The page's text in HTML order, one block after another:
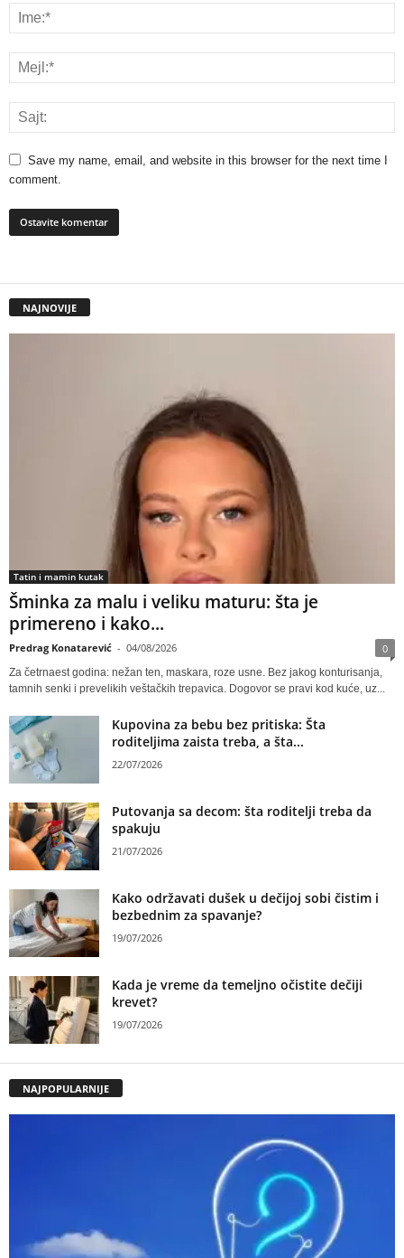
Save my name, email, and website in this browser for the next time I
comment.
NAJNOVIJE
Tatin i mamin kutak
Šminka za malu i veliku maturu: šta je
primereno i kako...
Predrag Konatarević - 04/08/2026 0
Za četrnaest godina: nežan ten, maskara, roze usne. Bez jakog konturisanja,
tamnih senki i prevelikih veštačkih trepavica. Dogovor se pravi kod kuće, uz...
Kupovina za bebu bez pritiska: Šta
roditeljima zaista treba, a šta...
22/07/2026
Putovanja sa decom: šta roditelji treba da
spakuju
21/07/2026
Kako održavati dušek u dečijoj sobi čistim i
bezbednim za spavanje?
19/07/2026
Kada je vreme da temeljno očistite dečiji
krevet?
19/07/2026
NAJPOPULARNIJE